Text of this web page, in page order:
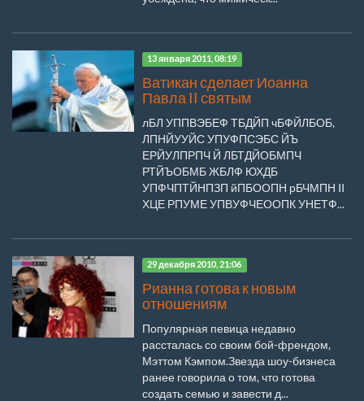
13 января 2011, 08:19
Ватикан сделает Иоанна
Павла II святым
лБЛ УППВЭБЕФ ТБДЙП чБФЙЛБОБ,
ЛПНЙУУЙС УПУФПСЭБС ЙЪ
ЕРЙУЛПРПЧ Й ЛБТДЙОБМПЧ
РТЙЪОБМБ ЖБЛФ ЮХДБ
УПФЧПТЙНПЗП йПБООПН рБЧМПН II
ХЦЕ РПУМЕ УПВУФЧЕООПК УНЕТФ...
29 декабря 2010, 21:06
Рианна готова к новым
отношениям
Популярная певица недавно
рассталась со своим бой-френдом,
Мэттом Кэмпом.Звезда шоу-бизнеса
ранее говорила о том, что готова
создать семью и завести д...